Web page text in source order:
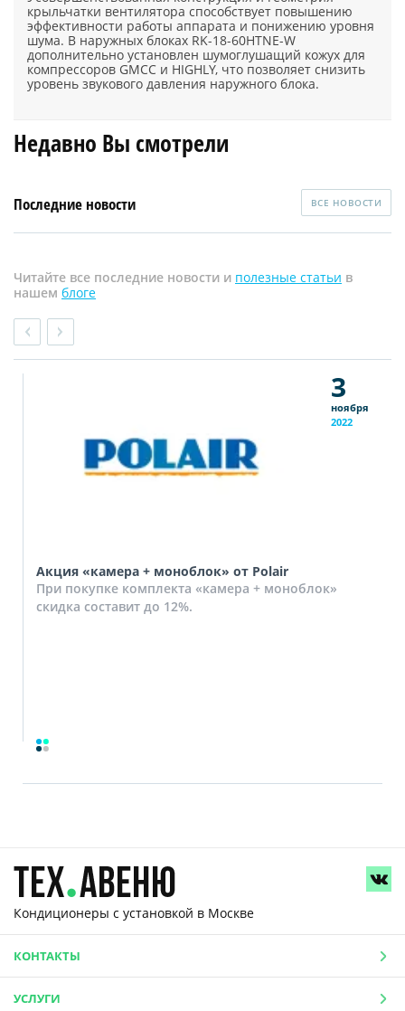
крыльчатки вентилятора способствует повышению
эффективности работы аппарата и понижению уровня
шума. В наружных блоках RK-18-60HTNE-W
дополнительно установлен шумоглушащий кожух для
компрессоров GMCC и HIGHLY, что позволяет снизить
уровень звукового давления наружного блока.
Недавно Вы смотрели
Последние новости ВСЕ НОВОСТИ
Читайте все последние новости и полезные статьи в
нашем блоге
3
ноября
2022
Акция «камера + моноблок» от Polair
При покупке комплекта «камера + моноблок»
скидка составит до 12%.
Кондиционеры с установкой в Москве
КОНТАКТЫ
УСЛУГИ